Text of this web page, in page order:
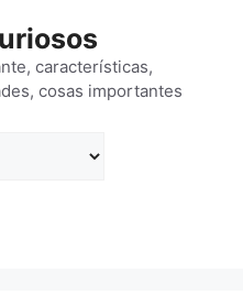
características,
cosas importantes